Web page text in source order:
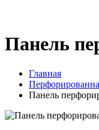
Панель
Главная
Панель